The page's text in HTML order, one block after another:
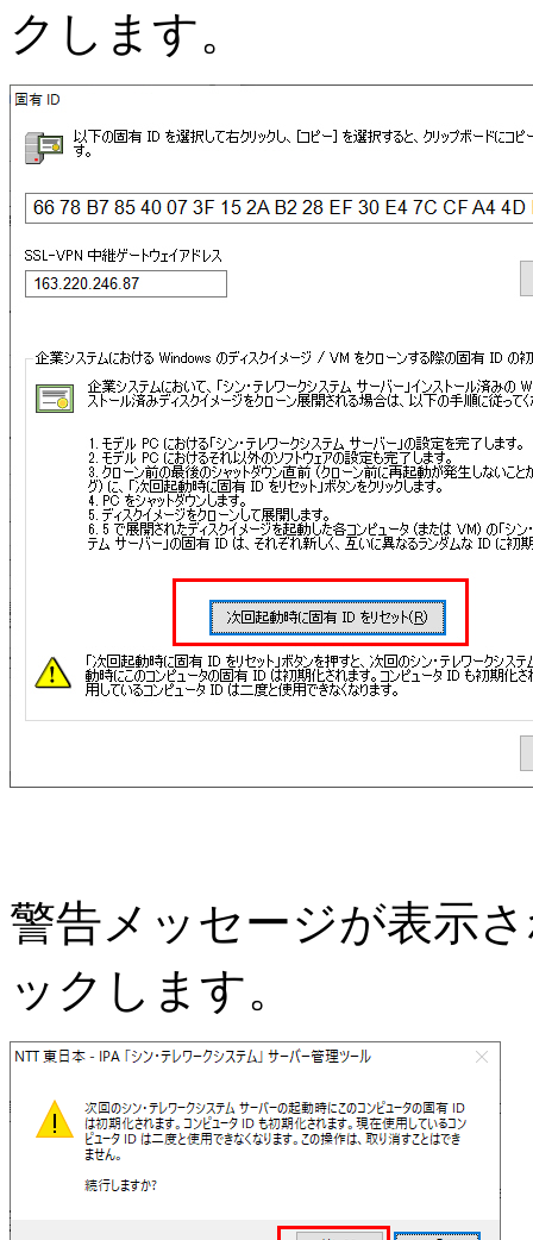
クします。
警告メッセージが表示
ックします。